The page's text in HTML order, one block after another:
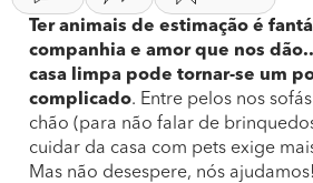
Ter animais de estimação é
companhia e amor que nos
casa limpa pode tornar-se um
complicado. Entre pelos nos
chão (para não falar de
cuidar da casa com pets exige
Mas não desespere, nós